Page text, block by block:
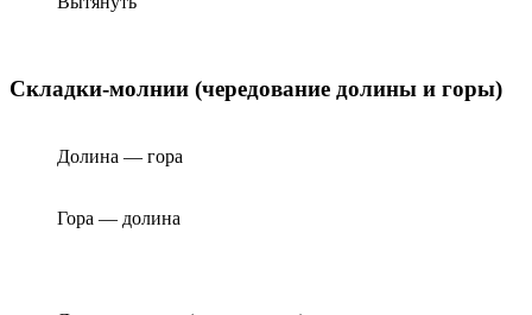
Складки-молнии (чередование долины и горы)
Долина — гора
Гора — долина